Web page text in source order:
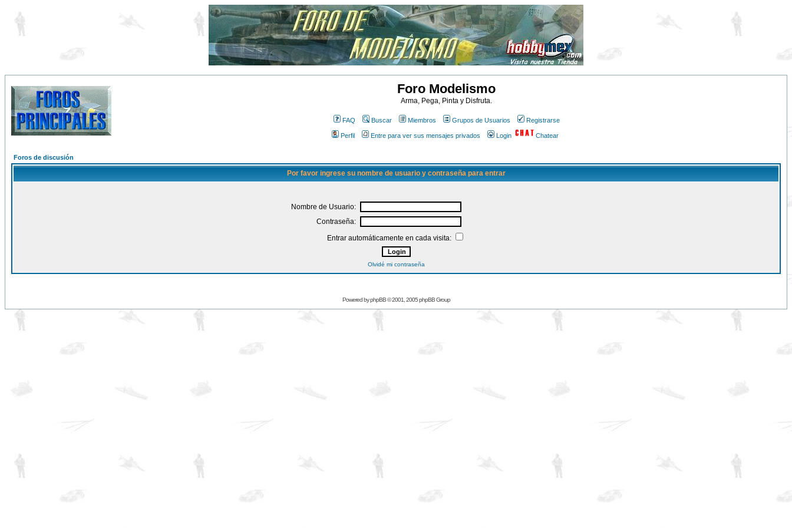
Foro Modelismo
Arma, Pega, Pinta y Disfruta.
FAQ Buscar Miembros Grupos de Usuarios Registrarse
Perfil Entre para ver sus mensajes privados Login Chatear
Foros de discusión
Por favor ingrese su nombre de usuario y contraseña para entrar
Nombre de Usuario:
Contraseña:
Entrar automáticamente en cada visita:
Olvidé mi contraseña
Powered byphpBB© 2001, 2005 phpBB Group